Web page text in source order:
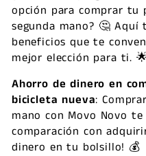
opción para comprar tu
segunda mano? 🤔
beneficios que te
mejor elección para ti.
Ahorro de dinero en
bicicleta nueva:
mano con Movo Novo
comparación con
dinero en tu bolsillo! 💰